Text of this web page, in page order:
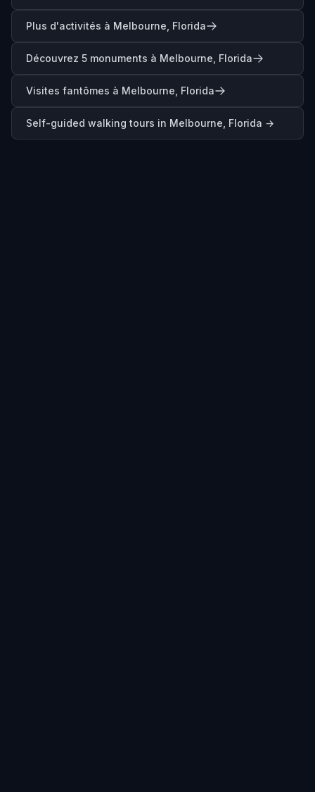
Plus d'activités à Melbourne, Florida
Découvrez 5 monuments à Melbourne, Florida
Visites fantômes à Melbourne, Florida
Self-guided walking tours in Melbourne, Florida →